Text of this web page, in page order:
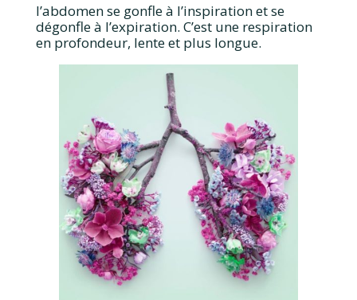
l’abdomen se gonfle à l’inspiration et se
dégonfle à l’expiration. C’est une respiration
en profondeur, lente et plus longue.